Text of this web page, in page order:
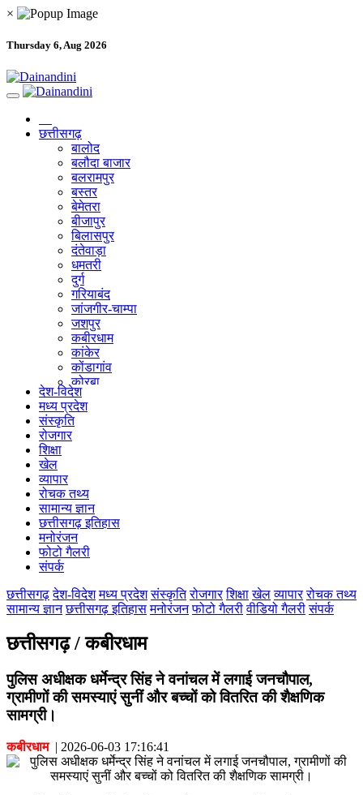
×
Thursday 6, Aug 2026
छत्तीसगढ़
बालोद
बलौदा बाजार
बलरामपुर
बस्तर
बेमेतरा
बीजापुर
बिलासपुर
दंतेवाड़ा
धमतरी
दुर्ग
गरियाबंद
जांजगीर-चाम्पा
जशपुर
कबीरधाम
कांकेर
कोंडागांव
कोरबा
कोरिया
महासमुंद
मुंगेली
नारायणपुर
सुकमा
सूरजपुर
सरगुजा
गौरेला पेंड्रा मरवाही
खैरागढ़-छुईखदान-गंडई
सारंगढ़-बिलाईगढ़
मनेन्द्रगढ़ – चिरिमिरी – भरतपुर
सक्ति
देश-विदेश
मध्य प्रदेश
संस्कृति
रोजगार
शिक्षा
खेल
व्यापार
रोचक तथ्य
सामान्य ज्ञान
छत्तीसगढ़ इतिहास
मनोरंजन
फोटो गैलरी
संपर्क
छत्तीसगढ़ देश-विदेश मध्य प्रदेश संस्कृति रोजगार शिक्षा खेल व्यापार रोचक तथ्य
सामान्य ज्ञान छत्तीसगढ़ इतिहास मनोरंजन फोटो गैलरी वीडियो गैलरी संपर्क
छत्तीसगढ़ / कबीरधाम
पुलिस अधीक्षक धर्मेन्द्र सिंह ने वनांचल में लगाई जनचौपाल,
ग्रामीणों की समस्याएं सुनीं और बच्चों को वितरित की शैक्षणिक
सामग्री।
कबीरधाम| 2026-06-03 17:16:41